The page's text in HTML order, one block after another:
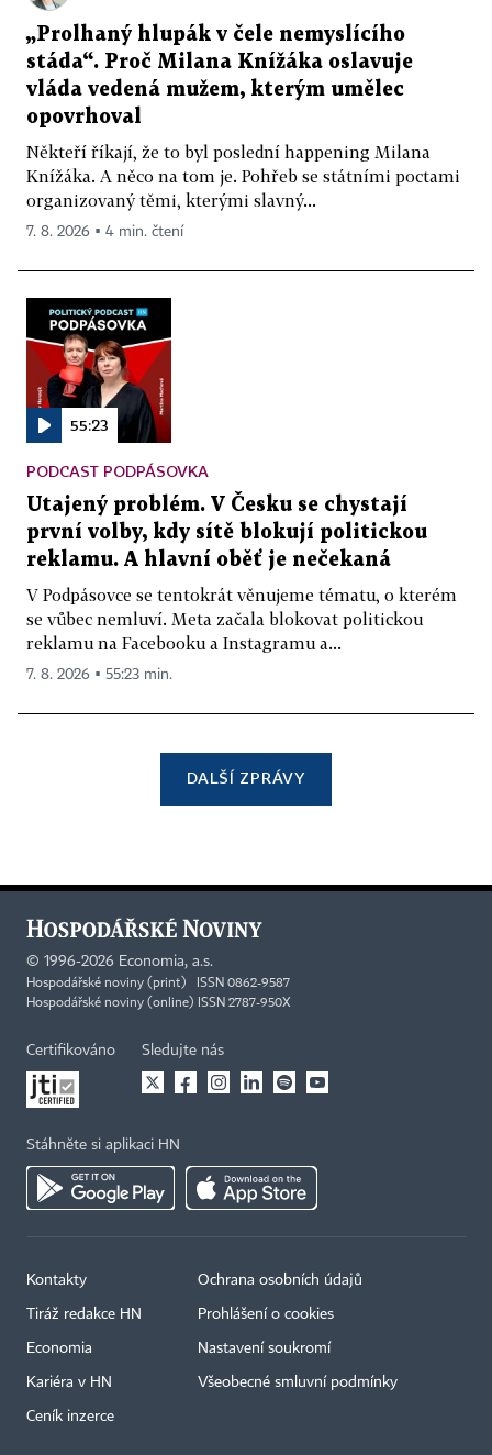
„Prolhaný hlupák v čele nemyslícího
stáda“. Proč Milana Knížáka oslavuje
vláda vedená mužem, kterým umělec
opovrhoval
Někteří říkají, že to byl poslední happening Milana
Knížáka. A něco na tom je. Pohřeb se státními poctami
organizovaný těmi, kterými slavný...
7. 8. 2026 ▪ 4 min. čtení
55:23
PODCAST PODPÁSOVKA
Utajený problém. V Česku se chystají
první volby, kdy sítě blokují politickou
reklamu. A hlavní oběť je nečekaná
V Podpásovce se tentokrát věnujeme tématu, o kterém
se vůbec nemluví. Meta začala blokovat politickou
reklamu na Facebooku a Instagramu a...
7. 8. 2026 ▪ 55:23 min.
DALŠÍ ZPRÁVY
© 1996-2026 Economia, a.s.
Hospodářské noviny (print) ISSN 0862-9587
Hospodářské noviny (online) ISSN 2787-950X
Certifikováno Sledujte nás
Stáhněte si aplikaci HN
Kontakty
Tiráž redakce HN
Economia
Kariéra v HN
Ceník inzerce
Ochrana osobních údajů
Prohlášení o cookies
Nastavení soukromí
Všeobecné smluvní podmínky